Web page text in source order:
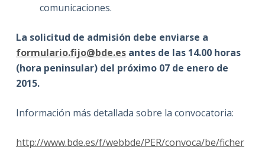
comunicaciones.
La solicitud de admisión debe enviarse a
formulario.fijo@bde.esantes de las 14.00 horas
(hora peninsular) del próximo 07 de enero de
2015.
Información más detallada sobre la convocatoria:
http://www.bde.es/f/webbde/PER/convoca/be/ficher